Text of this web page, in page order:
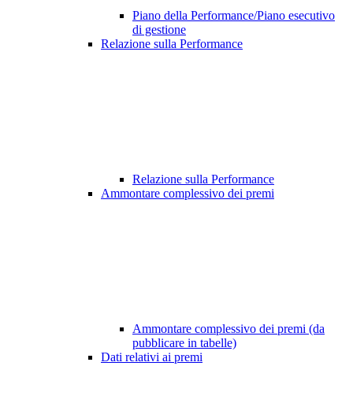
Piano della Performance/Piano esecutivo
di gestione
Relazione sulla Performance
Relazione sulla Performance
Ammontare complessivo dei premi
Ammontare complessivo dei premi (da
pubblicare in tabelle)
Dati relativi ai premi